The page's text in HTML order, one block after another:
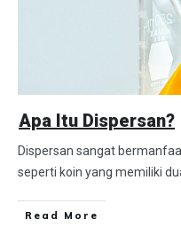
Apa Itu Dispersan?
Dispersan sangat
seperti koin yang memiliki
Read More